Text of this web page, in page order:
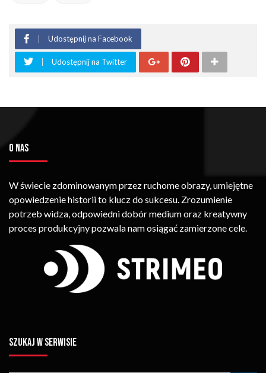
Udostępnij na Facebook
Udostępnij na Twitter
O NAS
W świecie zdominowanym przez ruchome obrazy, umiejętne
opowiedzenie historii to klucz do sukcesu. Zrozumienie
potrzeb widza, odpowiedni dobór medium oraz kreatywny
proces produkcyjny pozwala nam osiągać zamierzone cele.
SZUKAJ W SERWISIE